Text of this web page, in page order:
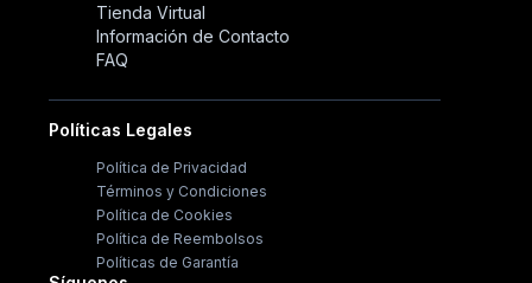
Tienda Virtual
Información de Contacto
FAQ
Políticas Legales
Política de Privacidad
Términos y Condiciones
Política de Cookies
Política de Reembolsos
Políticas de Garantía